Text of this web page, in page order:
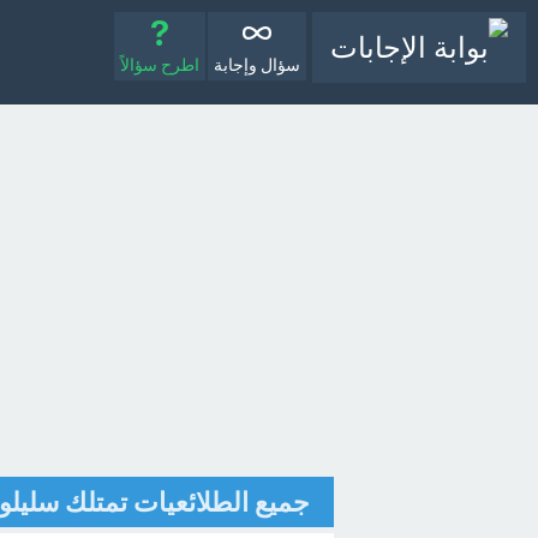
سؤال وإجابة اطرح سؤالاً
جميع الطلائعيات تمتلك